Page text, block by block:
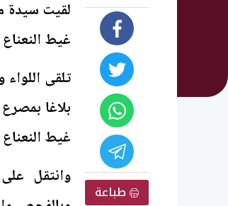
طباعة
لقيت سيدة
غيط
تلقى
بلاغا
غيط
وانتقل